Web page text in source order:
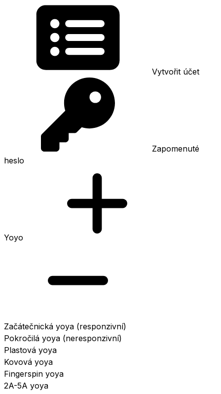
Vytvořit účet
Zapomenuté
heslo
Yoyo
Začátečnická yoya (responzivní)
Pokročilá yoya (neresponzivní)
Plastová yoya
Kovová yoya
Fingerspin yoya
2A-5A yoya